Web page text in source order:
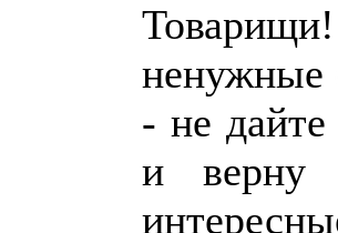
Товарищи!
ненужные
- не
и верну